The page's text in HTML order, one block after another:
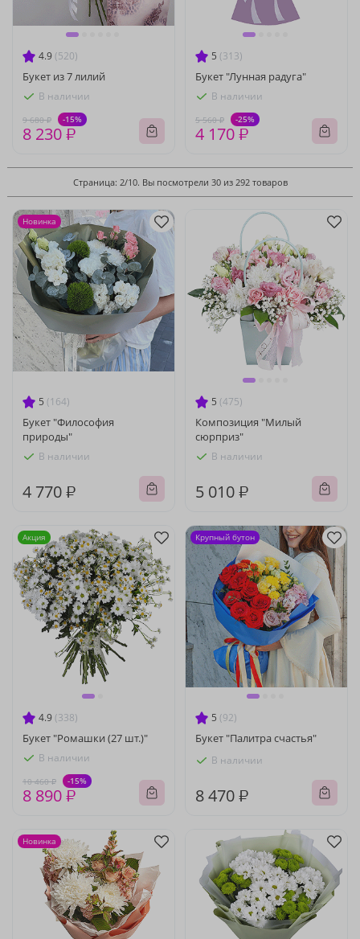
4.9 (520)
Букет из 7 лилий
В наличии
9 680 ₽ -15%
8 230 ₽
5 (313)
Букет "Лунная радуга"
В наличии
5 560 ₽ -25%
4 170 ₽
Страница: 2/10. Вы посмотрели 30 из 292 товаров
5 (164)
Букет "Философия
природы"
В наличии
4 770 ₽
Новинка
5 (475)
Композиция "Милый
сюрприз"
В наличии
5 010 ₽
4.9 (338)
Букет "Ромашки (27 шт.)"
В наличии
10 460 ₽ -15%
8 890 ₽
Акция
5 (92)
Букет "Палитра счастья"
В наличии
8 470 ₽
Крупный бутон
Новинка